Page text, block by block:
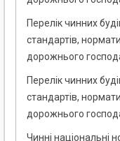
Перелік чинних
стандартів,
дорожнього
Перелік чинних
стандартів,
дорожнього
Чинні національні